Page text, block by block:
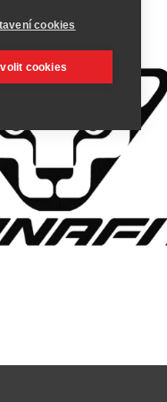
cookies
cookies